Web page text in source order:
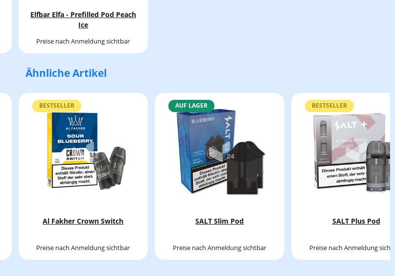
Elfbar Elfa - Prefilled Pod Peach
Ice
Preise nach Anmeldung sichtbar
Ähnliche Artikel
BESTSELLER
Al Fakher Crown Switch
Preise nach Anmeldung sichtbar
AUF LAGER
SALT Slim Pod
Preise nach Anmeldung sichtbar
BESTSELLER
SALT Plus Pod
Preise nach Anmeldung